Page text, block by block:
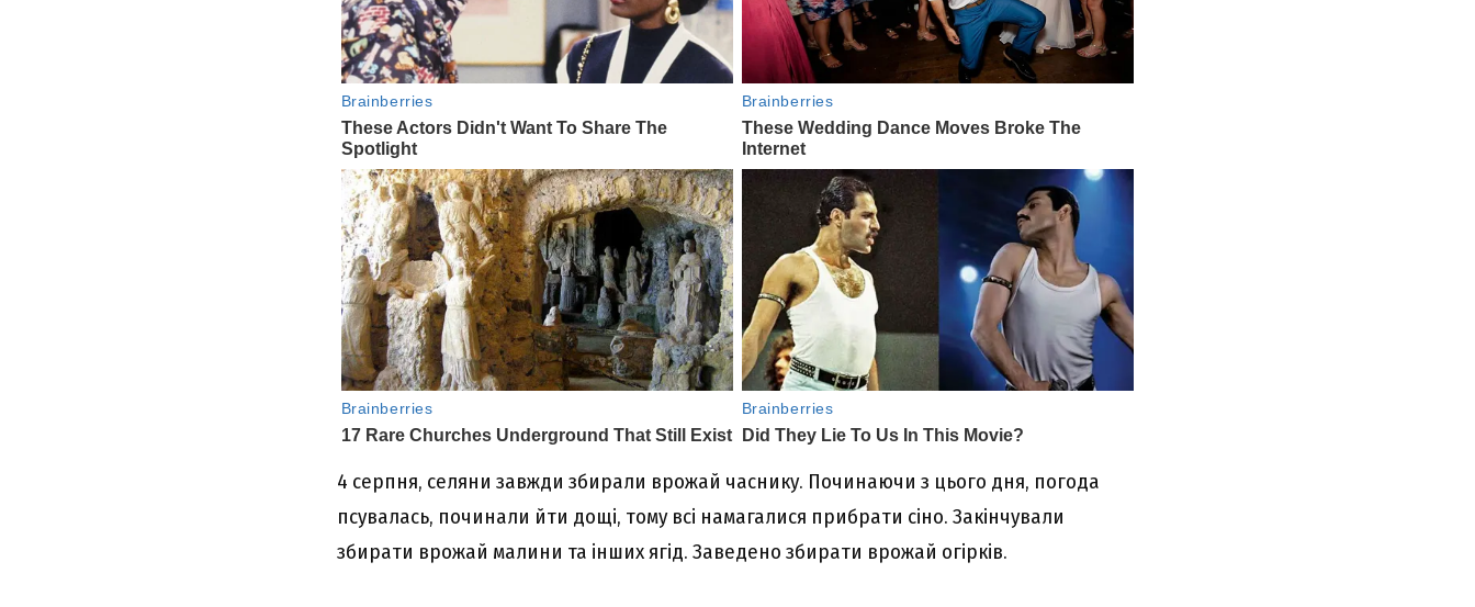
4 серпня, селяни завжди збирали врожай часнику. Починаючи з цього дня, погода
псувалась, починали йти дощі, тому всі намагалися прибрати сіно. Закінчували
збирати врожай малини та інших ягід. Заведено збирати врожай огірків.